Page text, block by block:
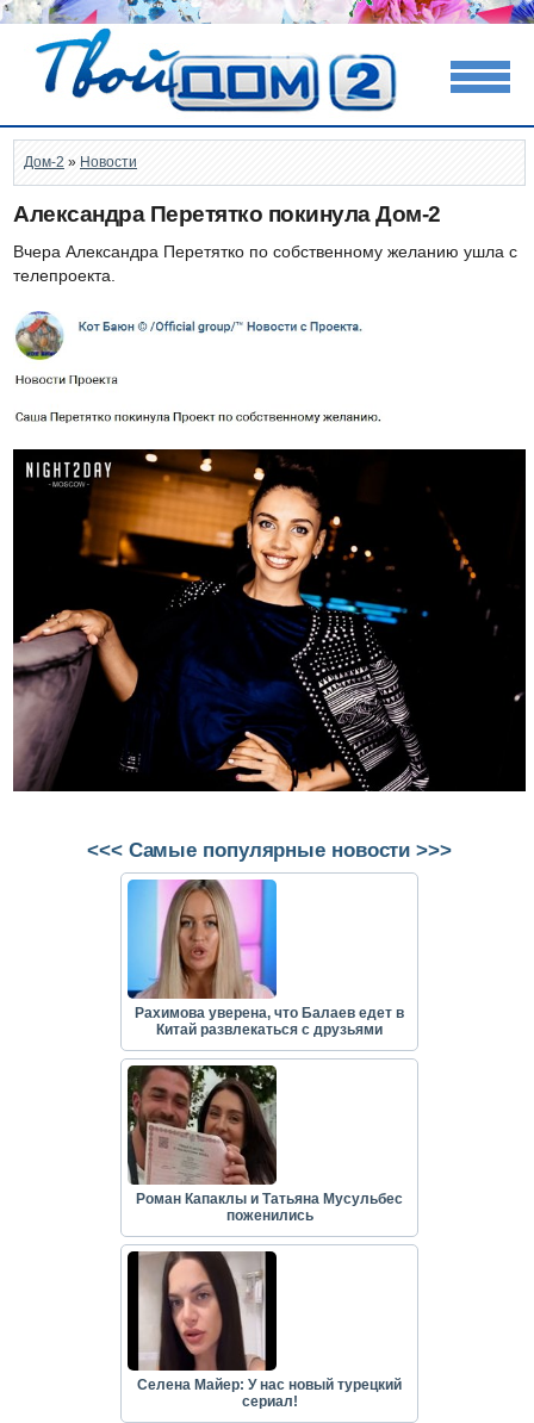
Дом-2 » Новости
Александра Перетятко покинула Дом-2
Вчера Александра Перетятко по собственному желанию ушла с
телепроекта.
<<< Самые популярные новости >>>
Рахимова уверена, что Балаев едет в
Китай развлекаться с друзьями
Роман Капаклы и Татьяна Мусульбес
поженились
Селена Майер: У нас новый турецкий
сериал!